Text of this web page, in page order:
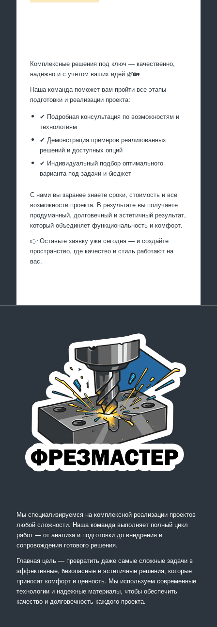
Комплексные решения под ключ — качественно,
надёжно и с учётом ваших идей 🌿🏡
Наша команда поможет вам пройти все этапы
подготовки и реализации проекта:
✔ Подробная консультация по возможностям и
технологиям
✔ Демонстрация примеров реализованных
решений и доступных опций
✔ Индивидуальный подбор оптимального
варианта под задачи и бюджет
С нами вы заранее знаете сроки, стоимость и все
возможности проекта. В результате вы получаете
продуманный, долговечный и эстетичный результат,
который объединяет функциональность и комфорт.
👉 Оставьте заявку уже сегодня — и создайте
пространство, где качество и стиль работают на
вас.
Мы специализируемся на комплексной реализации проектов
любой сложности. Наша команда выполняет полный цикл
работ — от анализа и подготовки до внедрения и
сопровождения готового решения.
Главная цель — превратить даже самые сложные задачи в
эффективные, безопасные и эстетичные решения, которые
приносят комфорт и ценность. Мы используем современные
технологии и надежные материалы, чтобы обеспечить
качество и долговечность каждого проекта.